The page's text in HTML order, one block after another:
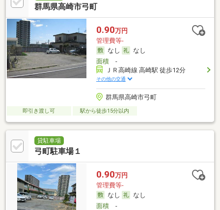
群馬県高崎市弓町
0.90万円
管理費等-
なし
なし
面積-
ＪＲ高崎線 高崎駅 徒歩12分
その他の交通
群馬県高崎市弓町
即引き渡し可 駅から徒歩15分以内
貸駐車場
弓町駐車場１
0.90万円
管理費等-
なし
なし
面積-